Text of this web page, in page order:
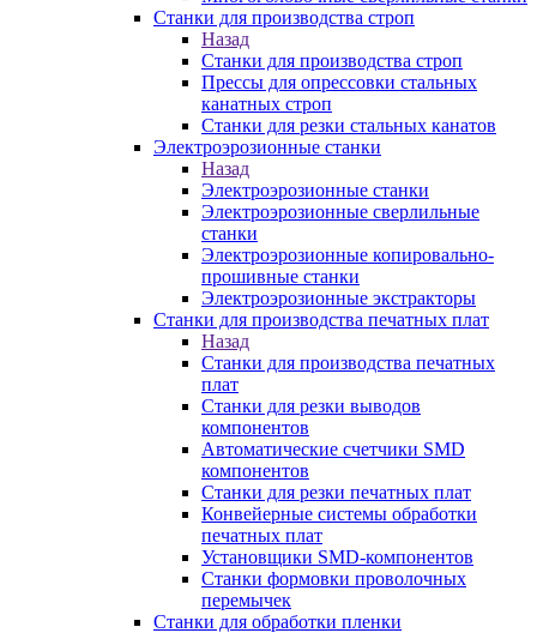
Станки для производства строп
Назад
Станки для производства строп
Прессы для опрессовки стальных
канатных строп
Станки для резки стальных канатов
Электроэрозионные станки
Назад
Электроэрозионные станки
Электроэрозионные сверлильные
станки
Электроэрозионные копировально-
прошивные станки
Электроэрозионные экстракторы
Станки для производства печатных плат
Назад
Станки для производства печатных
плат
Станки для резки выводов
компонентов
Автоматические счетчики SMD
компонентов
Станки для резки печатных плат
Конвейерные системы обработки
печатных плат
Установщики SMD-компонентов
Станки формовки проволочных
перемычек
Станки для обработки пленки